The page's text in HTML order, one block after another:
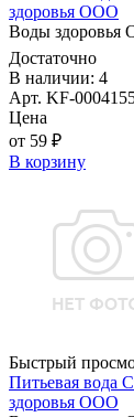
здоровья ООО
Воды здоровья
Достаточно
В наличии: 4
Арт. KF-
Цена
от 59 ₽
В корзину
Быстрый
Питьевая вода
здоровья ООО